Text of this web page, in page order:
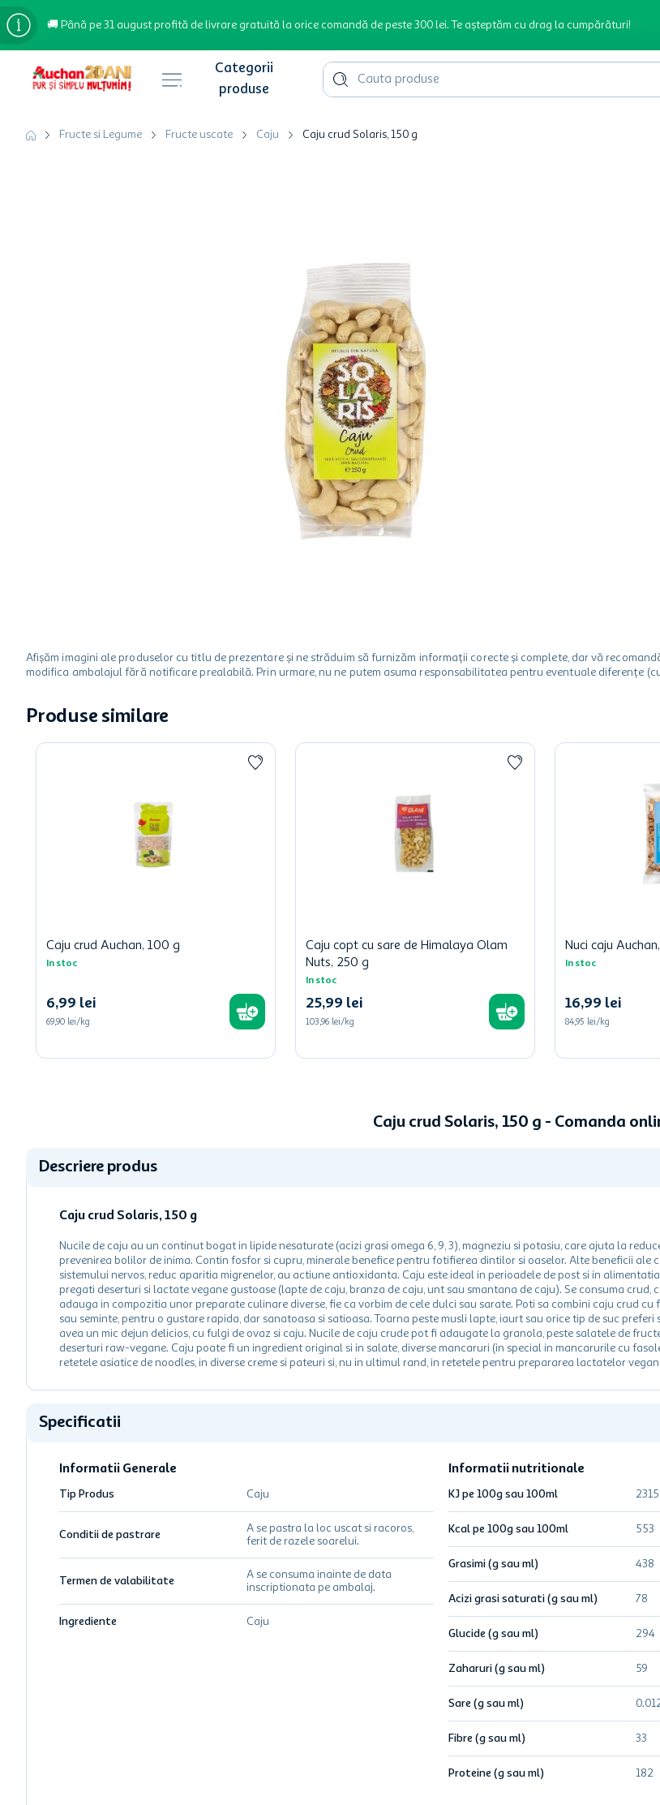
🚚 Până pe 31 august profită de livrare gratuită la orice comandă de peste 300 lei. Te așteptăm cu drag la cumpărături!
Cauta produse
Fructe si Legume Fructe uscate Caju Caju crud Solaris, 150 g
Afișăm imagini ale produselor cu titlu de prezentare și ne străduim să furnizăm informații corecte și complete, dar vă
modifica ambalajul fără notificare prealabilă. Prin urmare, nu ne putem asuma responsabilitatea pentru eventuale diferențe
Produse similare
Caju crud Auchan, 100 g
In stoc
6,99 lei
69,90 lei/kg
Caju copt cu sare de Himalaya Olam
Nuts, 250 g
In stoc
25,99 lei
103,96 lei/kg
Nuci caju
In stoc
16,99 lei
84,95 lei/kg
Caju crud Solaris, 150 g - Comanda
Descriere produs
Caju crud Solaris, 150 g
Nucile de caju au un continut bogat in lipide nesaturate (acizi grasi omega 6, 9, 3), magneziu si potasiu, care ajuta la
prevenirea bolilor de inima. Contin fosfor si cupru, minerale benefice pentru fotifierea dintilor si oaselor. Alte beneficii ale
sistemului nervos, reduc aparitia migrenelor, au actiune antioxidanta. Caju este ideal in perioadele de post si in
pregati deserturi si lactate vegane gustoase (lapte de caju, branza de caju, unt sau smantana de caju). Se consuma crud,
adauga in compozitia unor preparate culinare diverse, fie ca vorbim de cele dulci sau sarate. Poti sa combini caju crud
sau seminte, pentru o gustare rapida, dar sanatoasa si satioasa. Toarna peste musli lapte, iaurt sau orice tip de suc preferi
avea un mic dejun delicios, cu fulgi de ovaz si caju. Nucile de caju crude pot fi adaugate la granola, peste salatele de
deserturi raw-vegane. Caju poate fi un ingredient original si in salate, diverse mancaruri (in special in mancarurile cu
retetele asiatice de noodles, in diverse creme si pateuri si, nu in ultimul rand, in retetele pentru prepararea lactatelor
Specificatii
Informatii Generale
Tip Produs Caju
Conditii de pastrare
A se pastra la loc uscat si racoros,
ferit de razele soarelui.
Termen de valabilitate
A se consuma inainte de data
inscriptionata pe ambalaj.
Ingrediente Caju
Informatii nutritionale
KJ pe 100g sau 100ml 2315
Kcal pe 100g sau 100ml 553
Grasimi (g sau ml) 438
Acizi grasi saturati (g sau ml) 78
Glucide (g sau ml) 294
Zaharuri (g sau ml) 59
Sare (g sau ml)
Fibre (g sau ml) 33
Proteine (g sau ml) 182